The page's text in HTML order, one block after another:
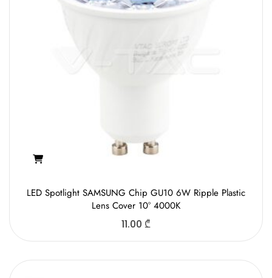
LED Spotlight SAMSUNG Chip GU10 6W Ripple Plastic
Lens Cover 10° 4000K
11.00 ₾